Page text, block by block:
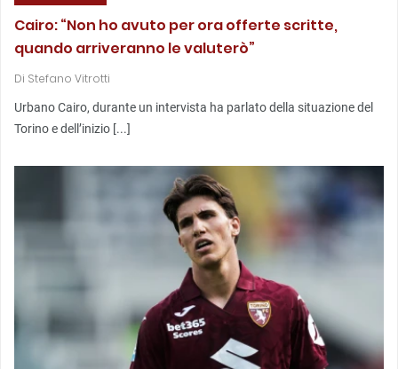
Cairo: “Non ho avuto per ora offerte scritte,
quando arriveranno le valuterò”
Di Stefano Vitrotti
Urbano Cairo, durante un intervista ha parlato della situazione del
Torino e dell’inizio [...]